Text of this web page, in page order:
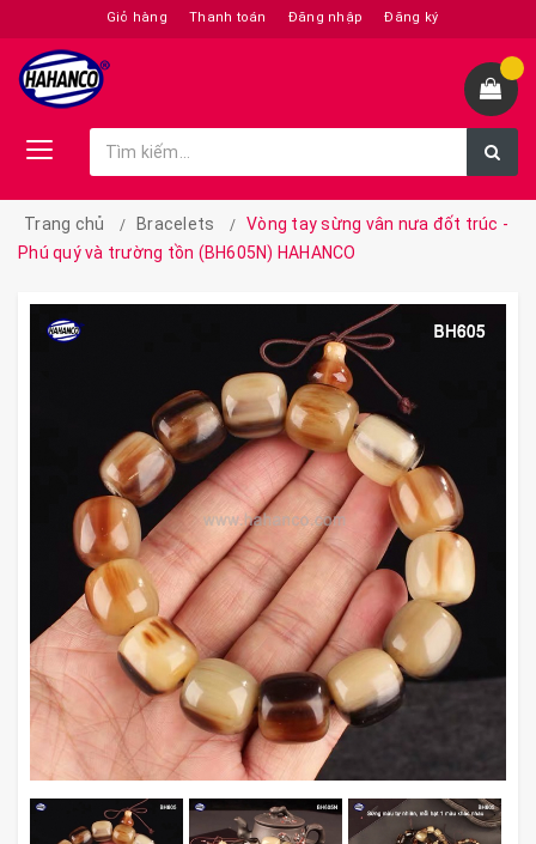
Giỏ hàng Thanh toán Đăng nhập Đăng ký
Trang chủ Bracelets
Vòng tay sừng vân nưa đốt trúc -
Phú quý và trường tồn (BH605N) HAHANCO